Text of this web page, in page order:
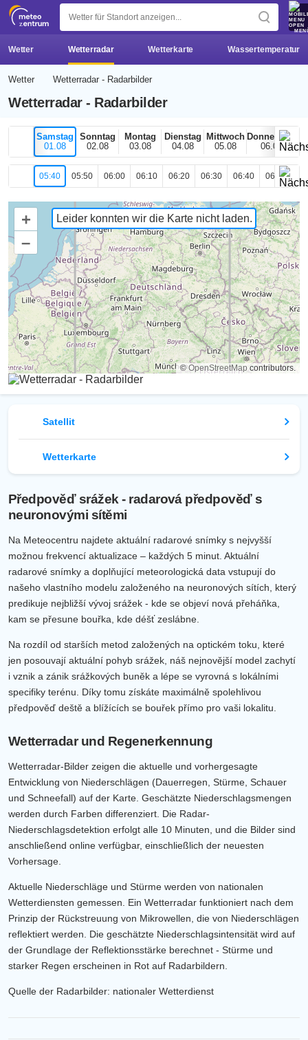
z
Wetter Wetterradar Wetterkarte Wassertemperatur
Wetter Wetterradar - Radarbilder
Wetterradar - Radarbilder
Samstag
01.08
Sonntag
02.08
Montag
03.08
Dienstag
04.08
Mittwoch
05.08
Donnerstag
06.08
05:40 05:50 06:00 06:10 06:20 06:30 06:40 06:50
Leider konnten wir die Karte nicht laden.
+
–
©OpenStreetMap contributors.
Satellit
Wetterkarte
Předpověď srážek - radarová předpověď s
neuronovými sítěmi
Na Meteocentru najdete aktuální radarové snímky s nejvyšší
možnou frekvencí aktualizace – každých 5 minut. Aktuální
radarové snímky a doplňující meteorologická data vstupují do
našeho vlastního modelu založeného na neuronových sítích, který
predikuje nejbližší vývoj srážek - kde se objeví nová přeháňka,
kam se přesune bouřka, kde déšť zeslábne.
Na rozdíl od starších metod založených na optickém toku, které
jen posouvají aktuální pohyb srážek, náš nejnovější model zachytí
i vznik a zánik srážkových buněk a lépe se vyrovná s lokálními
specifiky terénu. Díky tomu získáte maximálně spolehlivou
předpověď deště a blížících se bouřek přímo pro vaši lokalitu.
Wetterradar und Regenerkennung
Wetterradar-Bilder zeigen die aktuelle und vorhergesagte
Entwicklung von Niederschlägen (Dauerregen, Stürme, Schauer
und Schneefall) auf der Karte. Geschätzte Niederschlagsmengen
werden durch Farben differenziert. Die Radar-
Niederschlagsdetektion erfolgt alle 10 Minuten, und die Bilder sind
anschließend online verfügbar, einschließlich der neuesten
Vorhersage.
Aktuelle Niederschläge und Stürme werden von nationalen
Wetterdiensten gemessen. Ein Wetterradar funktioniert nach dem
Prinzip der Rückstreuung von Mikrowellen, die von Niederschlägen
reflektiert werden. Die geschätzte Niederschlagsintensität wird auf
der Grundlage der Reflektionsstärke berechnet - Stürme und
starker Regen erscheinen in Rot auf Radarbildern.
Quelle der Radarbilder: nationaler Wetterdienst